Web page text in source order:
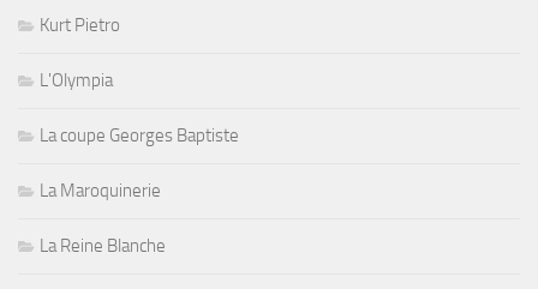
Kurt Pietro
L'Olympia
La coupe Georges Baptiste
La Maroquinerie
La Reine Blanche